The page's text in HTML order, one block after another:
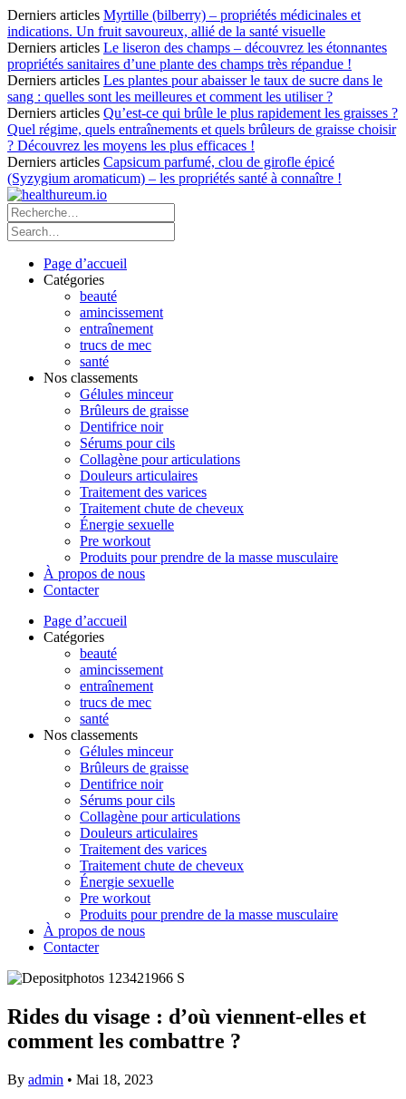
Derniers articles Myrtille (bilberry) – propriétés médicinales et
indications. Un fruit savoureux, allié de la santé visuelle
Derniers articles Le liseron des champs – découvrez les étonnantes
propriétés sanitaires d’une plante des champs très répandue !
Derniers articles Les plantes pour abaisser le taux de sucre dans le
sang : quelles sont les meilleures et comment les utiliser ?
Derniers articles Qu’est-ce qui brûle le plus rapidement les graisses ?
Quel régime, quels entraînements et quels brûleurs de graisse choisir
? Découvrez les moyens les plus efficaces !
Derniers articles Capsicum parfumé, clou de girofle épicé
(Syzygium aromaticum) – les propriétés santé à connaître !
Page d’accueil
Catégories
beauté
amincissement
entraînement
trucs de mec
santé
Nos classements
Gélules minceur
Brûleurs de graisse
Dentifrice noir
Sérums pour cils
Collagène pour articulations
Douleurs articulaires
Traitement des varices
Traitement chute de cheveux
Énergie sexuelle
Pre workout
Produits pour prendre de la masse musculaire
À propos de nous
Contacter
Page d’accueil
Catégories
beauté
amincissement
entraînement
trucs de mec
santé
Nos classements
Gélules minceur
Brûleurs de graisse
Dentifrice noir
Sérums pour cils
Collagène pour articulations
Douleurs articulaires
Traitement des varices
Traitement chute de cheveux
Énergie sexuelle
Pre workout
Produits pour prendre de la masse musculaire
À propos de nous
Contacter
Rides du visage : d’où viennent-elles et
comment les combattre ?
By admin • Mai 18, 2023